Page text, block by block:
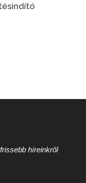
híreinkről